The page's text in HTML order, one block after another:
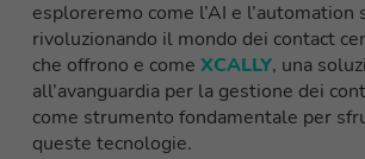
esploreremo come l’AI e l’automation
rivoluzionando il mondo dei contact
che offrono e come XCALLY, una
all’avanguardia per la gestione dei
come strumento fondamentale per
queste tecnologie.